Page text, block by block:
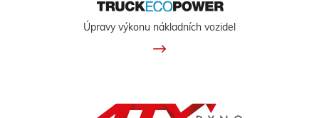
Úpravy výkonu nákladních vozidel